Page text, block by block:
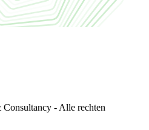
- Alle rechten